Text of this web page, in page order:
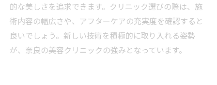
的な美しさを追求できます。クリニック選びの際は、施
術内容の幅広さや、アフターケアの充実度を確認すると
良いでしょう。新しい技術を積極的に取り入れる姿勢
が、奈良の美容クリニックの強みとなっています。